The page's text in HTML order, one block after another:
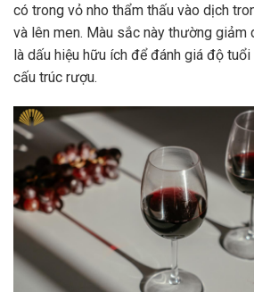
có trong vỏ nho thẩm thấu vào dịch
và lên men. Màu sắc này thường giảm
là dấu hiệu hữu ích để đánh giá độ
cấu trúc rượu.